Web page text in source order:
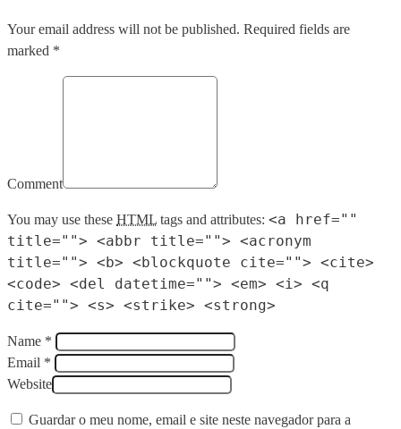
Your email address will not be published. Required fields are
marked *
Comment
You may use these HTML tags and attributes: <a href=""
title=""> <abbr title=""> <acronym
title=""> <b> <blockquote cite=""> <cite>
<code> <del datetime=""> <em> <i> <q
cite=""> <s> <strike> <strong>
Name *
Email *
Website
Guardar o meu nome, email e site neste navegador para a